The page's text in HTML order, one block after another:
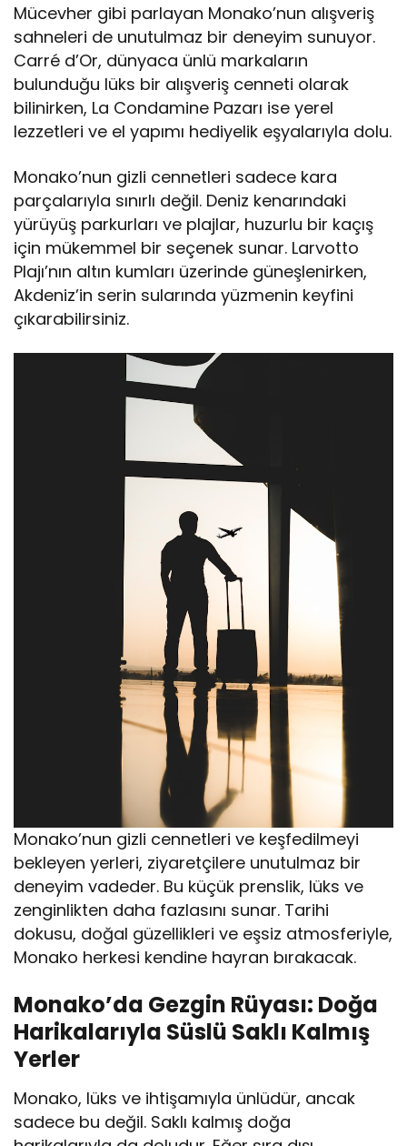
Mücevher gibi parlayan Monako’nun alışveriş
sahneleri de unutulmaz bir deneyim sunuyor.
Carré d’Or, dünyaca ünlü markaların
bulunduğu lüks bir alışveriş cenneti olarak
bilinirken, La Condamine Pazarı ise yerel
lezzetleri ve el yapımı hediyelik eşyalarıyla dolu.
Monako’nun gizli cennetleri sadece kara
parçalarıyla sınırlı değil. Deniz kenarındaki
yürüyüş parkurları ve plajlar, huzurlu bir kaçış
için mükemmel bir seçenek sunar. Larvotto
Plajı’nın altın kumları üzerinde güneşlenirken,
Akdeniz’in serin sularında yüzmenin keyfini
çıkarabilirsiniz.
Monako’nun gizli cennetleri ve keşfedilmeyi
bekleyen yerleri, ziyaretçilere unutulmaz bir
deneyim vadeder. Bu küçük prenslik, lüks ve
zenginlikten daha fazlasını sunar. Tarihi
dokusu, doğal güzellikleri ve eşsiz atmosferiyle,
Monako herkesi kendine hayran bırakacak.
Monako’da Gezgin Rüyası: Doğa
Harikalarıyla Süslü Saklı Kalmış
Yerler
Monako, lüks ve ihtişamıyla ünlüdür, ancak
sadece bu değil. Saklı kalmış doğa